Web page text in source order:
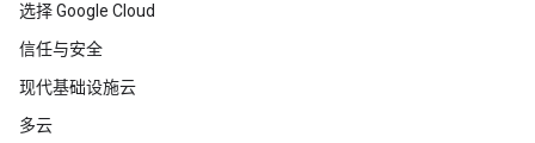
选择 Google Cloud
信任与安全
现代基础设施云
多云